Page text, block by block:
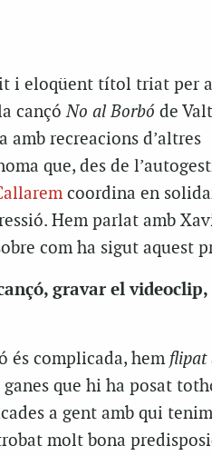
i eloqüent títol triat per
cançóNo al Borbó de
recreacions d’altres
que, des de
coordina en
Hem parlat amb
com ha sigut aquest
gravar el videoclip,
és complicada, hem flipat
que hi ha posat
a gent amb qui
molt bona